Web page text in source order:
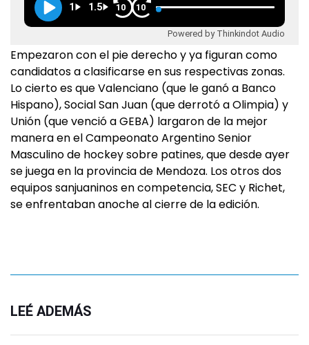
1 1.5 10 10
Powered by Thinkindot Audio
Empezaron con el pie derecho y ya figuran como
candidatos a clasificarse en sus respectivas zonas.
Lo cierto es que Valenciano (que le ganó a Banco
Hispano), Social San Juan (que derrotó a Olimpia) y
Unión (que venció a GEBA) largaron de la mejor
manera en el Campeonato Argentino Senior
Masculino de hockey sobre patines, que desde ayer
se juega en la provincia de Mendoza. Los otros dos
equipos sanjuaninos en competencia, SEC y Richet,
se enfrentaban anoche al cierre de la edición.
LEÉ ADEMÁS